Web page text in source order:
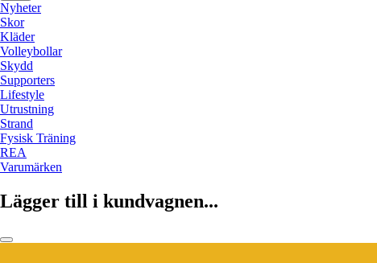
Nyheter
Skor
Kläder
Volleybollar
Skydd
Supporters
Lifestyle
Utrustning
Strand
Fysisk Träning
REA
Varumärken
Lägger till i kundvagnen...